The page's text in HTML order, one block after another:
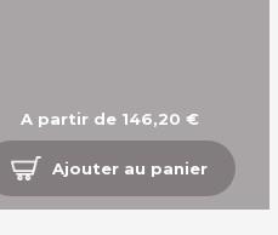
A partir de 146,20 €
Ajouter au panier